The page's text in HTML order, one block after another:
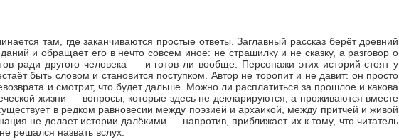
там, где заканчиваются простые ответы. Заглавный рассказ берёт древний
и обращает его в нечто совсем иное: не страшилку и не сказку, а разговор о
ради другого человека — и готов ли вообще. Персонажи этих историй стоят у
быть словом и становится поступком. Автор не торопит и не давит: он просто
и смотрит, что будет дальше. Можно ли расплатиться за прошлое и какова
жизни — вопросы, которые здесь не декларируются, а проживаются вместе
в редком равновесии между поэзией и архаикой, между притчей и живой
не делает истории далёкими — напротив, приближает их к тому, что читатель
решался назвать вслух.